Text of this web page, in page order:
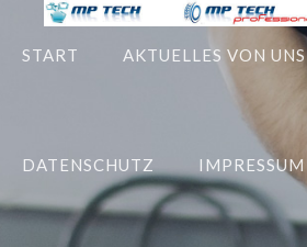
START AKTUELLES VON UNS
DATENSCHUTZ IMPRESSUM